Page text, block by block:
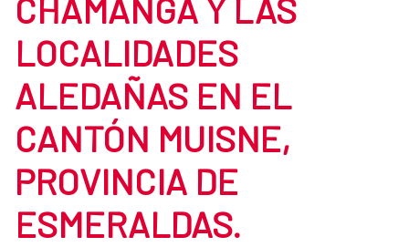
CHAMANGA Y LAS
LOCALIDADES
ALEDAÑAS EN EL
CANTÓN MUISNE,
PROVINCIA DE
ESMERALDAS.